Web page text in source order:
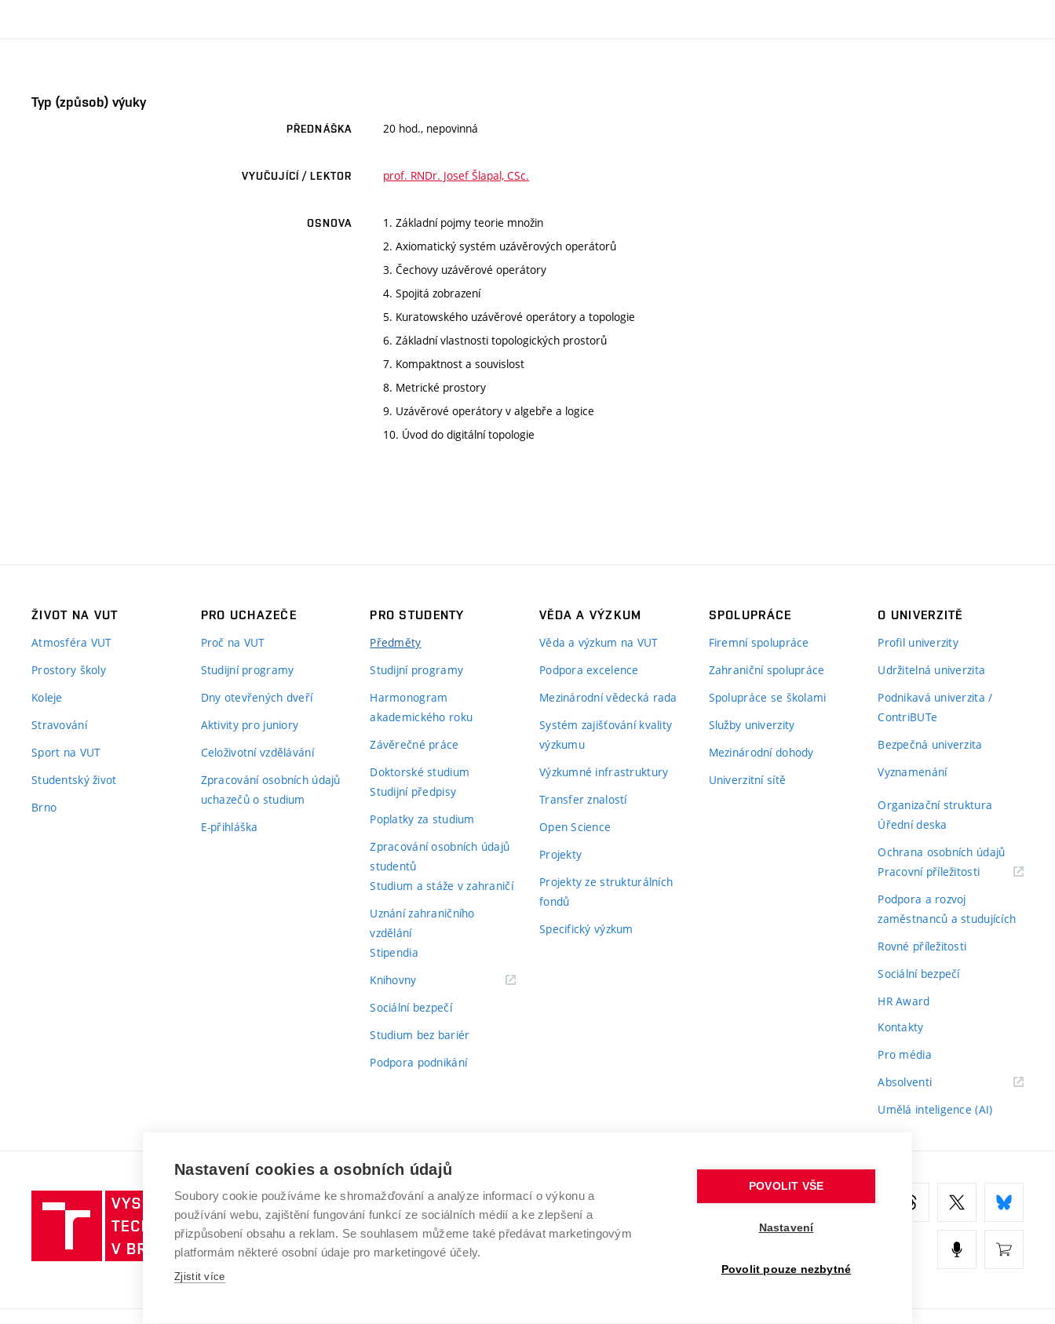
Typ (způsob) výuky
PŘEDNÁŠKA 20 hod., nepovinná
VYUČUJÍCÍ / LEKTOR prof. RNDr. Josef Šlapal, CSc.
OSNOVA
1. Základní pojmy teorie množin
2. Axiomatický systém uzávěrových operátorů
3. Čechovy uzávěrové operátory
4. Spojitá zobrazení
5. Kuratowského uzávěrové operátory a topologie
6. Základní vlastnosti topologických prostorů
7. Kompaktnost a souvislost
8. Metrické prostory
9. Uzávěrové operátory v algebře a logice
10. Úvod do digitální topologie
ŽIVOT NA VUT
Atmosféra VUT
Prostory školy
Koleje
Stravování
Sport na VUT
Studentský život
Brno
PRO UCHAZEČE
Proč na VUT
Studijní programy
Dny otevřených dveří
Aktivity pro juniory
Celoživotní vzdělávání
Zpracování osobních údajů
uchazečů o studium
E-přihláška
PRO STUDENTY
Předměty
Studijní programy
Harmonogram
akademického roku
Závěrečné práce
Doktorské studium
Studijní předpisy
Poplatky za studium
Zpracování osobních údajů
studentů
Studium a stáže v zahraničí
Uznání zahraničního
vzdělání
Stipendia
Knihovny(externí
Sociální bezpečí
Studium bez bariér
Podpora podnikání
VĚDA A VÝZKUM
Věda a výzkum na VUT
Podpora excelence
Mezinárodní vědecká rada
Systém zajišťování kvality
výzkumu
Výzkumné infrastruktury
Transfer znalostí
Open Science
Projekty
Projekty ze strukturálních
fondů
Specifický výzkum
SPOLUPRÁCE
Firemní spolupráce
Zahraniční spolupráce
Spolupráce se školami
Služby univerzity
Mezinárodní dohody
Univerzitní sítě
O UNIVERZITĚ
Profil univerzity
Udržitelná univerzita
Podnikavá univerzita /
ContriBUTe
Bezpečná univerzita
Vyznamenání
Organizační struktura
Úřední deska
Ochrana osobních údajů
Pracovní příležitosti(externí
Podpora a rozvoj
zaměstnanců a studujících
Rovné příležitosti
Sociální bezpečí
HR Award
Kontakty
Pro média
Absolventi(externí
Umělá inteligence (AI)
Vysoké
učení
technické
v
VYSOKÉ UČENÍ TECHNICKÉ V BRNĚ
Antonínská 548/1
602 00 Brno
www.vut.cz
Nastavení cookies a osobních údajů
Soubory cookie používáme ke shromažďování a analýze informací o výkonu a
používání webu, zajištění fungování funkcí ze sociálních médií a ke zlepšení a
přizpůsobení obsahu a reklam. Se souhlasem můžeme také předávat marketingovým
platformám některé osobní údaje pro marketingové účely.
Zjistit více
POVOLIT VŠE
Nastavení
Povolit pouze nezbytné